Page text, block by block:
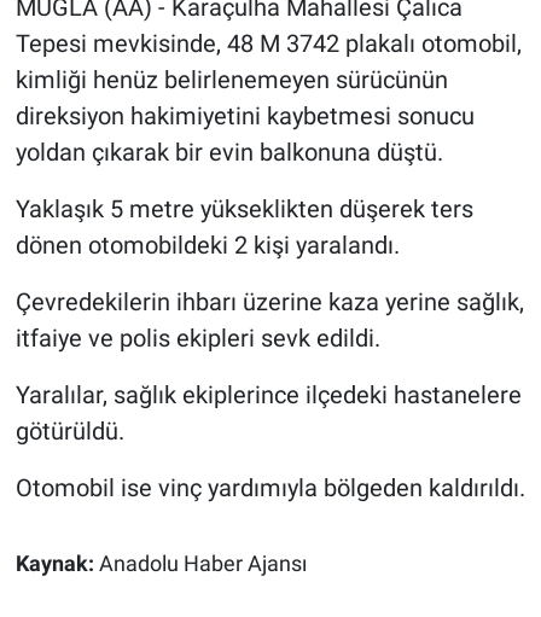
MUĞLA (AA) - Karaçulha Mahallesi Çalıca
Tepesi mevkisinde, 48 M 3742 plakalı otomobil,
kimliği henüz belirlenemeyen sürücünün
direksiyon hakimiyetini kaybetmesi sonucu
yoldan çıkarak bir evin balkonuna düştü.
Yaklaşık 5 metre yükseklikten düşerek ters
dönen otomobildeki 2 kişi yaralandı.
Çevredekilerin ihbarı üzerine kaza yerine sağlık,
itfaiye ve polis ekipleri sevk edildi.
Yaralılar, sağlık ekiplerince ilçedeki hastanelere
götürüldü.
Otomobil ise vinç yardımıyla bölgeden kaldırıldı.
Kaynak: Anadolu Haber Ajansı